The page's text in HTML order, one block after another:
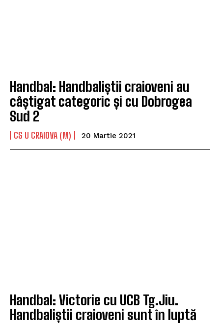
Handbal: Handbaliștii craioveni au
câștigat categoric și cu Dobrogea
Sud 2
CS U CRAIOVA (M) 20 Martie 2021
Handbal: Victorie cu UCB Tg.Jiu.
Handbaliștii craioveni sunt în luptă